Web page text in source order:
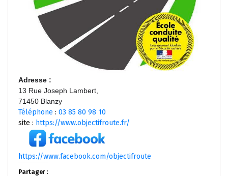
Adresse :
13 Rue Joseph Lambert,
71450 Blanzy
Téléphone : 03 85 80 98 10
site : https://www.objectifroute.fr/
https://www.facebook.com/objectifroute
Partager :